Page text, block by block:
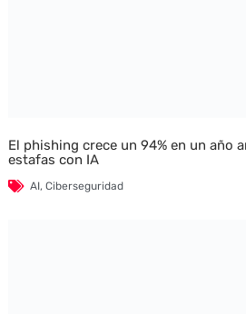
El phishing crece un 94% en un año
estafas con IA
AI, Ciberseguridad